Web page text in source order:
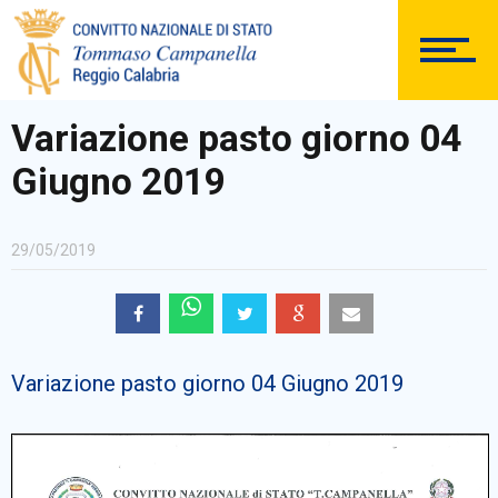
DOCUMENTAZIONE
Comunicazioni Esterne
BACHECA SINDACALE
Variazione pasto giorno 04
Giugno 2019
29/05/2019
Variazione pasto giorno 04 Giugno 2019